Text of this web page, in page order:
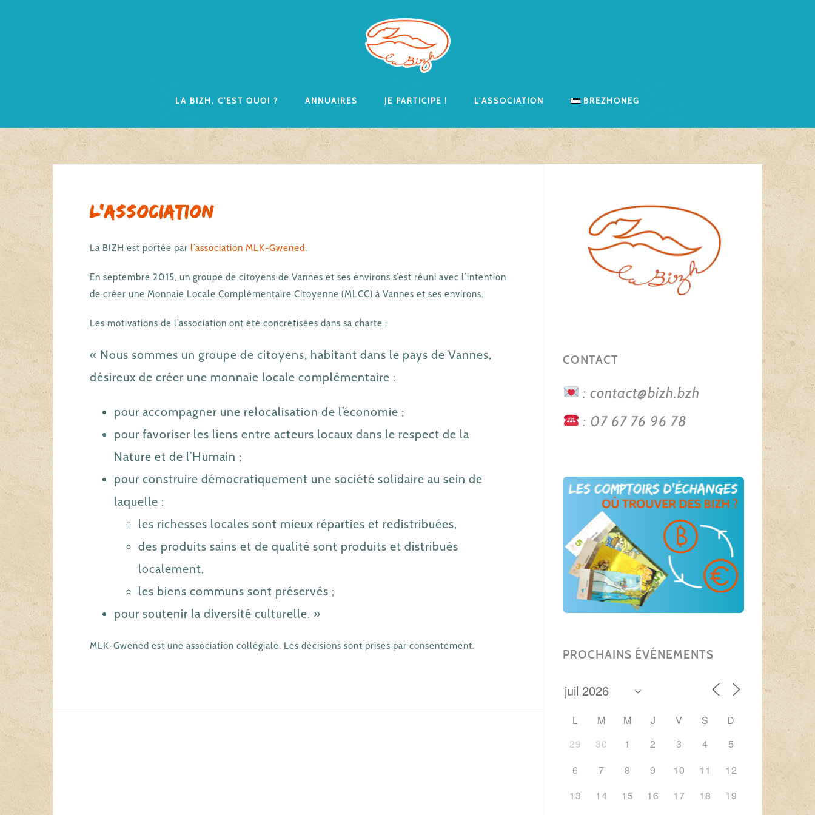
La Bizh, c’est quoi ? Annuaires Je participe ! L’association Brezhoneg
L’association
La BIZH est portée par l’association MLK-Gwened.
En septembre 2015, un groupe de citoyens de Vannes et ses environs s’est réuni avec l’intention
de créer une Monnaie Locale Complémentaire Citoyenne (MLCC) à Vannes et ses environs.
Les motivations de l’association ont été concrétisées dans sa charte :
« Nous sommes un groupe de citoyens, habitant dans le pays de Vannes,
désireux de créer une monnaie locale complémentaire :
pour accompagner une relocalisation de l’économie ;
pour favoriser les liens entre acteurs locaux dans le respect de la
Nature et de l’Humain ;
pour construire démocratiquement une société solidaire au sein de
laquelle :
les richesses locales sont mieux réparties et redistribuées,
des produits sains et de qualité sont produits et distribués
localement,
les biens communs sont préservés ;
pour soutenir la diversité culturelle. »
MLK-Gwened est une association collégiale. Les décisions sont prises par consentement.
CONTACT
: contact@bizh.bzh
: 07 67 76 96 78
PROCHAINS ÉVÉNEMENTS
L M M J V S
D
29
30 1 2 3 4
5
6
7 8 9 10 11
12
13
14 15 16 17 18
19